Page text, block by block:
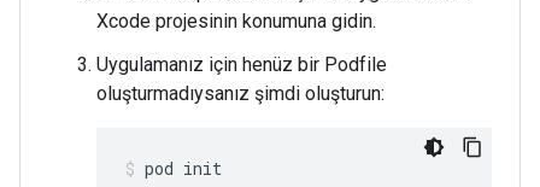
Xcode projesinin konumuna gidin.
Uygulamanız için henüz bir Podfile
oluşturmadıysanız şimdi oluşturun:
pod init